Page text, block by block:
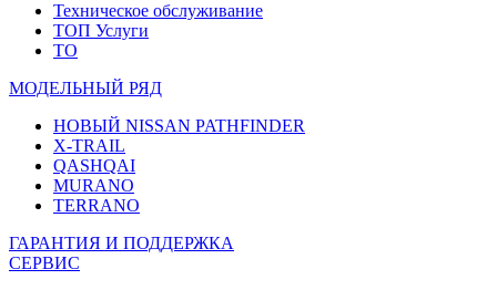
Техническое обслуживание
ТОП Услуги
ТО
МОДЕЛЬНЫЙ РЯД
НОВЫЙ NISSAN PATHFINDER
X-TRAIL
QASHQAI
MURANO
TERRANO
ГАРАНТИЯ И ПОДДЕРЖКА
СЕРВИС